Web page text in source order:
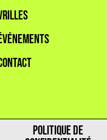
POLITIQUE DE